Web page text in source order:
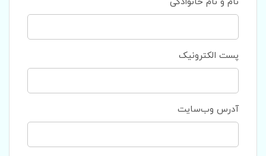
پست الکترونیک
آدرس وب‌سایت